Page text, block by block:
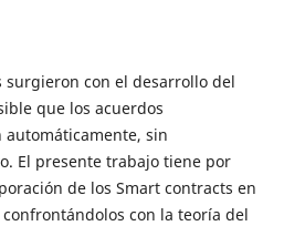
surgieron con el desarrollo del
que los acuerdos
sin
El presente trabajo tiene por
de los Smart contracts en
con la teoría del